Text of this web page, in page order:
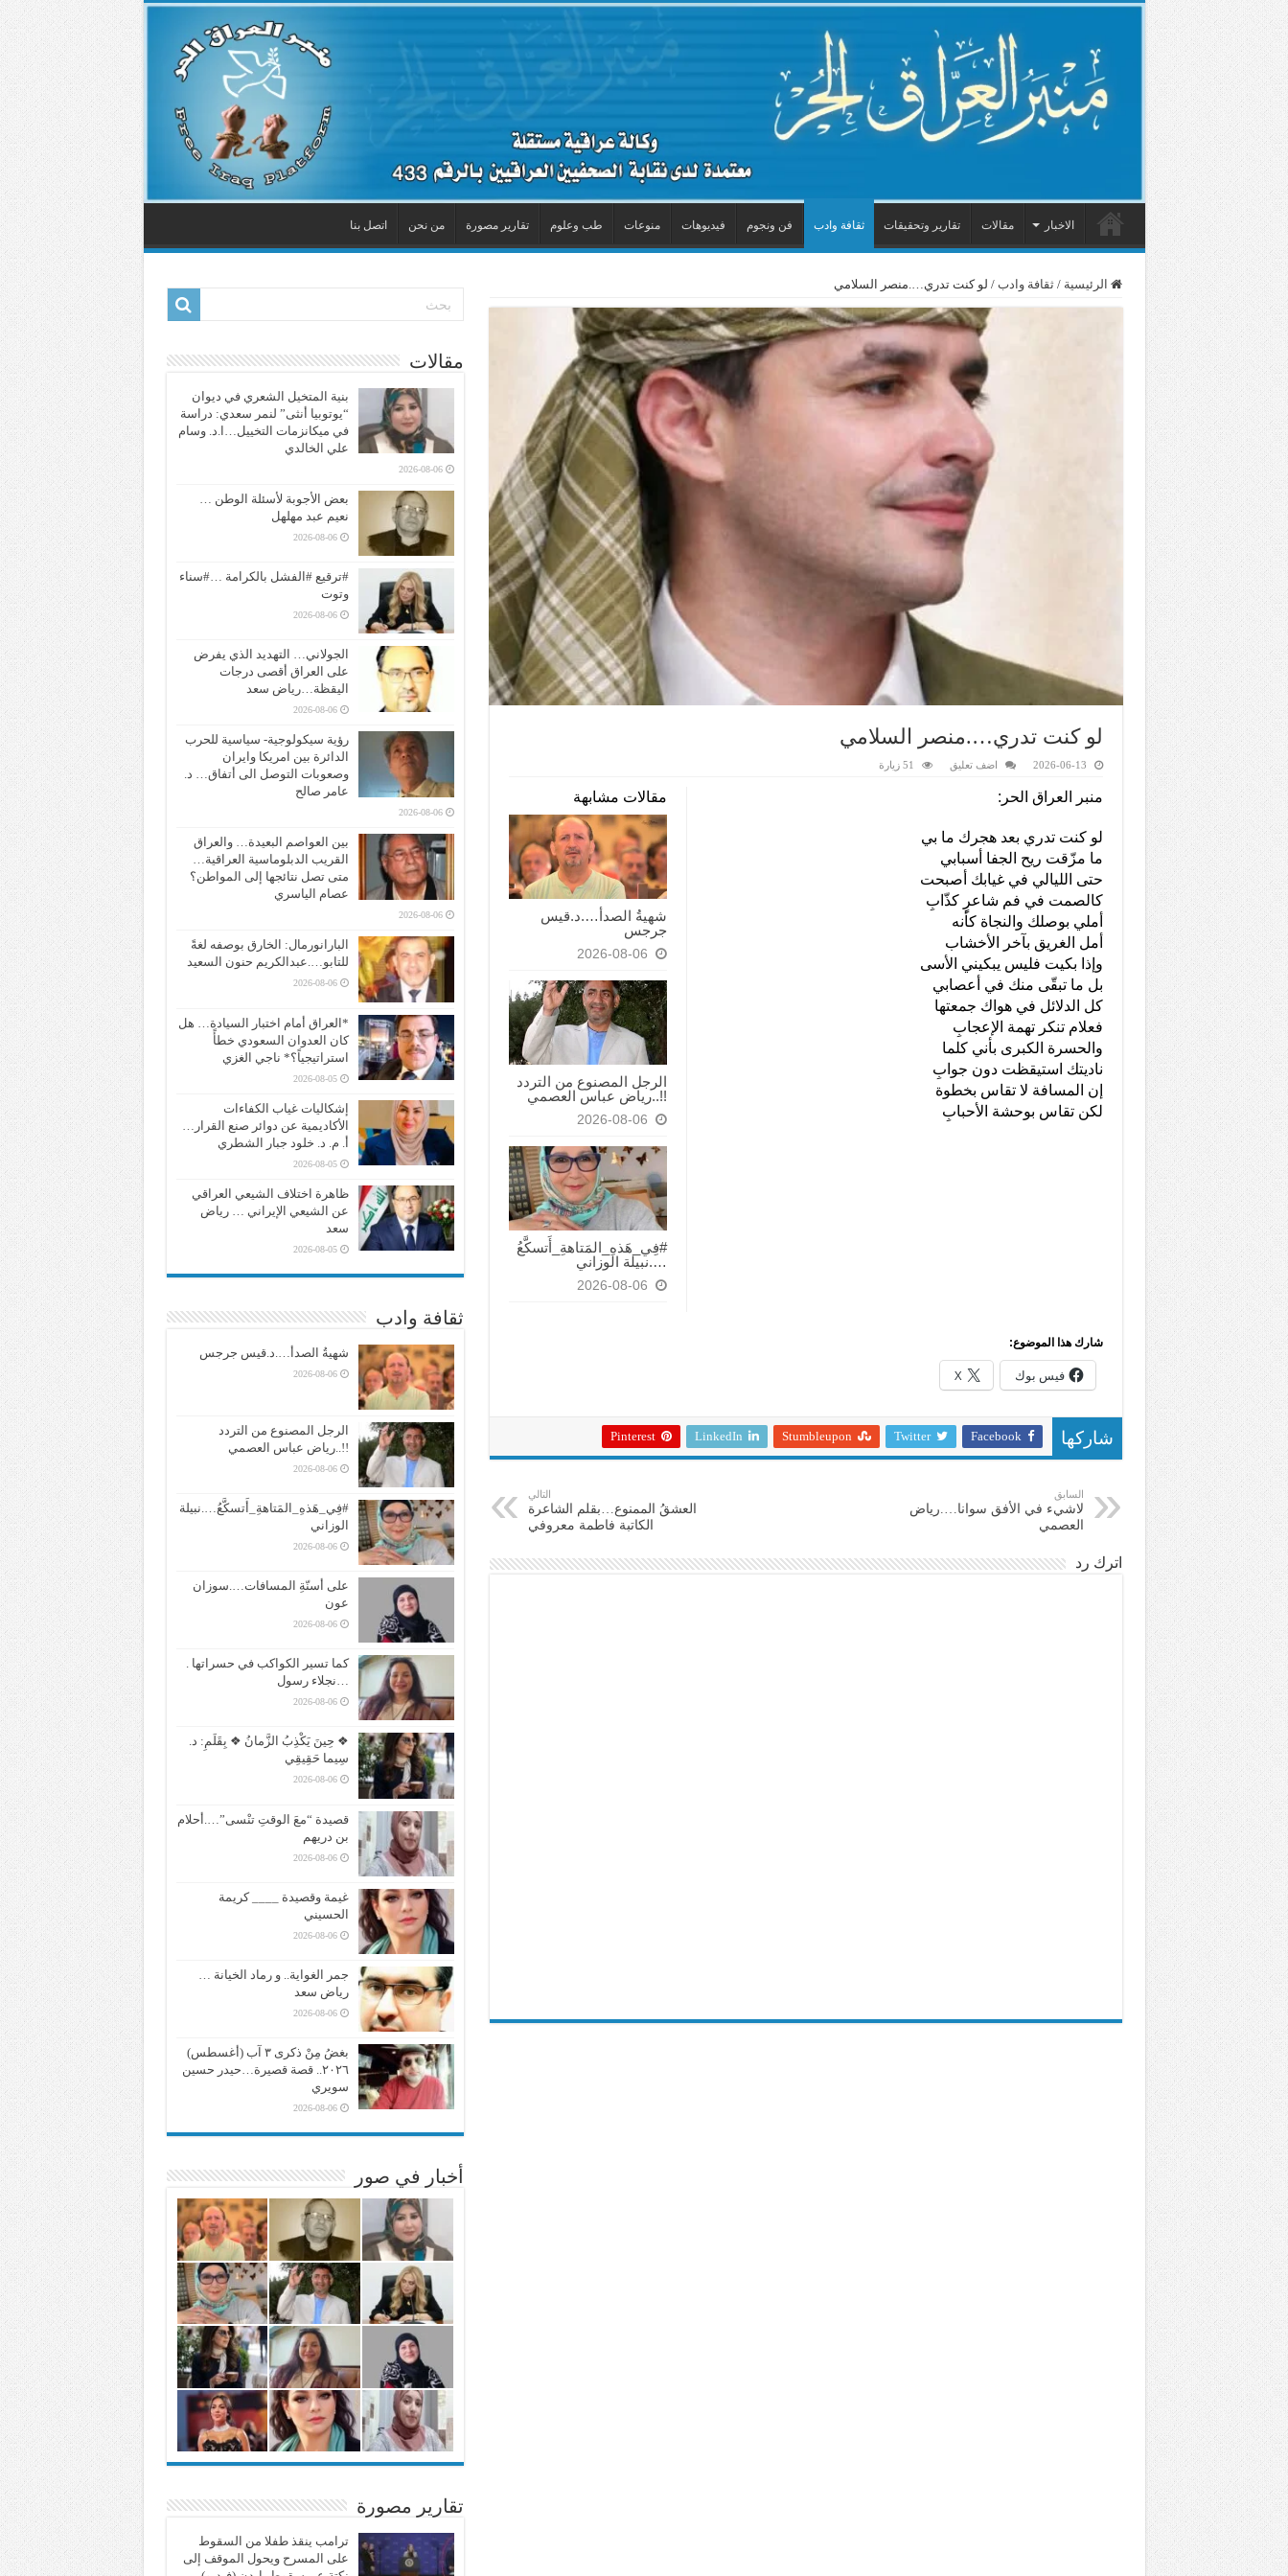
الاخبار مقالات تقارير وتحقيقات ثقافة وادب فن ونجوم فيديوهات منوعات طب وعلوم تقارير مصورة من نحن اتصل بنا
الرئيسية / ثقافة وادب / لو كنت تدري….منصر السلامي
لو كنت تدري….منصر السلامي
2026-06-13 اضف تعليق 51 زيارة
مقالات مشابهة
شهيةُ الصدأ….د.قيس
جرجس
2026-08-06
الرجل المصنوع من التردد
!!..رياض عباس العصمي
2026-08-06
#فِي_هَذهِ_المَتاهةِ_أَتسكَّعُ
….نبيلة الوزاني
2026-08-06
منبر العراق الحر:
لو كنت تدري بعد هجرك ما بي
ما مزّقت ريح الجفا أسبابي
حتى الليالي في غيابك أصبحت
كالصمت في فم شاعرٍ كذّابِ
أملي بوصلك والنجاة كأنه
أمل الغريق بآخر الأخشاب
وإذا بكيت فليس يبكيني الأسى
بل ما تبقّى منك في أعصابي
كل الدلائل في هواك جمعتها
فعلام تنكر تهمة الإعجابِ
والحسرة الكبرى بأني كلما
ناديتك استيقظت دون جوابِ
إن المسافة لا تقاس بخطوة
لكن تقاس بوحشة الأحبابِ
شارك هذا الموضوع:
فيس بوك X
شاركها Facebook
Twitter
Stumbleupon
LinkedIn
Pinterest
السابق
لاشيء في الأفق سوانا….رياض
العصمي
التالي
العشقُ الممنوع…بقلم الشاعرة
الكاتبة فاطمة معروفي
اترك رد
مقالات
بنية المتخيل الشعري في ديوان
“يوتوبيا أنثى” لنمر سعدي: دراسة
في ميكانزمات التخييل…ا.د. وسام
علي الخالدي
2026-08-06
بعض الأجوبة لأسئلة الوطن …
نعيم عبد مهلهل
2026-08-06
#ترقيع #الفشل بالكرامة …#سناء
وتوت
2026-08-06
الجولاني… التهديد الذي يفرض
على العراق أقصى درجات
اليقظة…رياض سعد
2026-08-06
رؤية سيكولوجية- سياسية للحرب
الدائرة بين امريكا وايران
وصعوبات التوصل الى أتفاق… د.
عامر صالح
2026-08-06
بين العواصم البعيدة… والعراق
القريب الدبلوماسية العراقية…
متى تصل نتائجها إلى المواطن؟
عصام الياسري
2026-08-06
البارانورمال: الخارق بوصفه لغةً
للتابو….عبدالكريم حنون السعيد
2026-08-06
*العراق أمام اختبار السيادة… هل
كان العدوان السعودي خطأً
استراتيجياً؟* ناجي الغزي
2026-08-05
إشكاليات غياب الكفاءات
الأكاديمية عن دوائر صنع القرار…
أ. م. د. خلود جبار الشطري
2026-08-05
ظاهرة اختلاف الشيعي العراقي
عن الشيعي الإيراني … رياض
سعد
2026-08-05
ثقافة وادب
شهيةُ الصدأ….د.قيس جرجس
2026-08-06
الرجل المصنوع من التردد
!!..رياض عباس العصمي
2026-08-06
#فِي_هَذهِ_المَتاهةِ_أَتسكَّعُ….نبيلة
الوزاني
2026-08-06
على أسنّةِ المسافات….سوزان
عون
2026-08-06
كما تسير الكواكب في حسراتها .
…نجلاء رسول
2026-08-06
❖ حِينَ يَكْذِبُ الزَّمانُ ❖ بِقَلَمِ: د.
سِيما حَقِيقِي
2026-08-06
قصيدة “معَ الوقتِ تنْسى”….أحلام
بن دريهم
2026-08-06
غيمة وقصيدة ____ كريمة
الحسيني
2026-08-06
جمر الغواية.. و رماد الخيانة …
رياض سعد
2026-08-06
بغضُ مِنْ ذكرى ٣ آب (أغسطس)
٢٠٢٦.. قصة قصيرة…حيدر حسين
سويري
2026-08-06
أخبار في صور
تقارير مصورة
ترامب ينقذ طفلا من السقوط
على المسرح ويحول الموقف إلى